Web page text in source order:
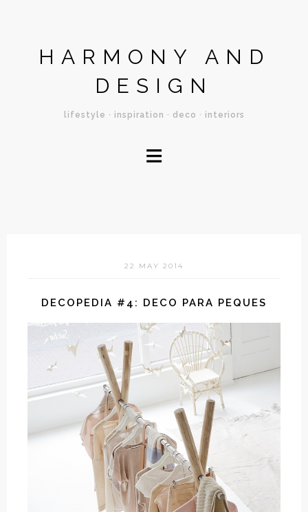
HARMONY AND
DESIGN
lifestyle · inspiration · deco · interiors
≡
22 MAY 2014
DECOPEDIA #4: DECO PARA PEQUES